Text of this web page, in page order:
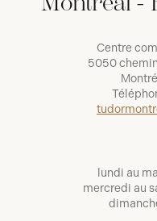
Centre
5050
lundi au
mercredi au